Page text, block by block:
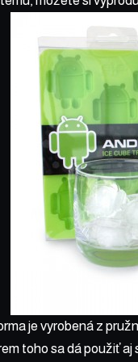
je vyrobená z
toho sa dá použiť